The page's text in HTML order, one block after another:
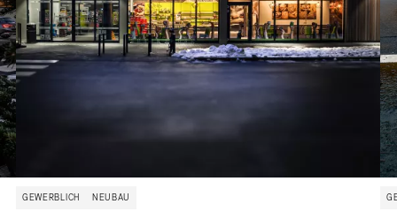
GEWERBLICH NEUBAU